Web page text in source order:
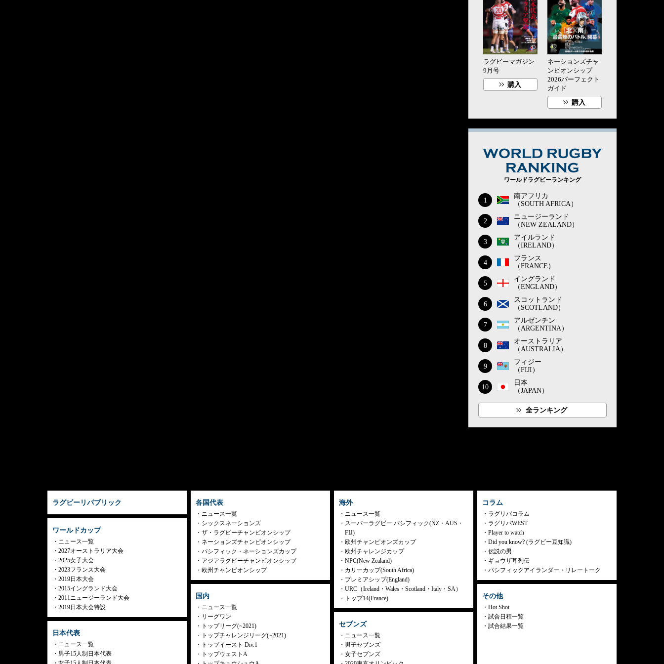
ラグビーマガジン
9月号
購入
ネーションズチャ
ンピオンシップ
2026パーフェクト
ガイド
購入
ワールドラグビーランキング
1
南アフリカ
（SOUTH AFRICA）
2
ニュージーランド
（NEW ZEALAND）
3
アイルランド
（IRELAND）
4
フランス
（FRANCE）
5
イングランド
（ENGLAND）
6
スコットランド
（SCOTLAND）
7
アルゼンチン
（ARGENTINA）
8
オーストラリア
（AUSTRALIA）
9
フィジー
（FIJI）
10
日本
（JAPAN）
全ランキング
ラグビーリパブリック
ワールドカップ
ニュース一覧
2027オーストラリア大会
2025女子大会
2023フランス大会
2019日本大会
2015イングランド大会
2011ニュージーランド大会
2019日本大会特設
日本代表
ニュース一覧
男子15人制日本代表
各国代表
ニュース一覧
シックスネーションズ
ザ・ラグビーチャンピオンシップ
ネーションズチャンピオンシップ
パシフィック・ネーションズカップ
アジアラグビーチャンピオンシップ
欧州チャンピオンシップ
国内
ニュース一覧
リーグワン
トップリーグ(~2021)
トップチャレンジリーグ(~2021)
トップイースト Div.1
トップウェストA
海外
ニュース一覧
スーパーラグビー パシフィック(NZ・AUS・
FIJ)
欧州チャンピオンズカップ
欧州チャレンジカップ
NPC(New Zealand)
カリーカップ(South Africa)
プレミアシップ(England)
URC（Ireland・Wales・Scotland・Italy・SA）
トップ14(France)
セブンズ
ニュース一覧
男子セブンズ
女子セブンズ
コラム
ラグリパコラム
ラグリパWEST
Player to watch
Did you know? (ラグビー豆知識)
伝説の男
ギョウザ耳列伝
パシフィックアイランダー・リレートーク
その他
Hot Shot
試合日程一覧
試合結果一覧